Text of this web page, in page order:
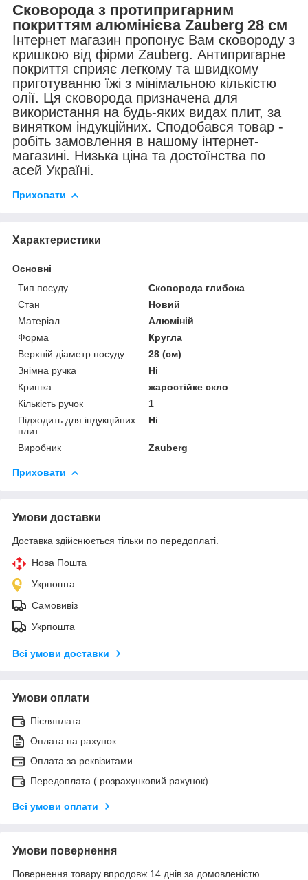
Сковорода з протипригарним
покриттям алюмінієва Zauberg 28 см
Інтернет магазин пропонує Вам сковороду з
кришкою від фірми Zauberg. Антипригарне
покриття сприяє легкому та швидкому
приготуванню їжі з мінімальною кількістю
олії. Ця сковорода призначена для
використання на будь-яких видах плит, за
винятком індукційних. Сподобався товар -
робіть замовлення в нашому інтернет-
магазині. Низька ціна та достоїнства по
асей Україні.
Приховати
Характеристики
Основні
Тип посуду
Сковорода глибока
Стан
Новий
Матеріал
Алюміній
Форма
Кругла
Верхній діаметр посуду
28 (см)
Знімна ручка
Ні
Кришка
жаростійке скло
Кількість ручок
1
Підходить для індукційних
плит
Ні
Виробник Zauberg
Приховати
Умови доставки
Доставка здійснюється тільки по передоплаті.
Нова Пошта
Укрпошта
Самовивіз
Укрпошта
Всі умови доставки
Умови оплати
Післяплата
Оплата на рахунок
Оплата за реквізитами
Передоплата ( розрахунковий рахунок)
Всі умови оплати
Умови повернення
Повернення товару впродовж 14 днів за домовленістю